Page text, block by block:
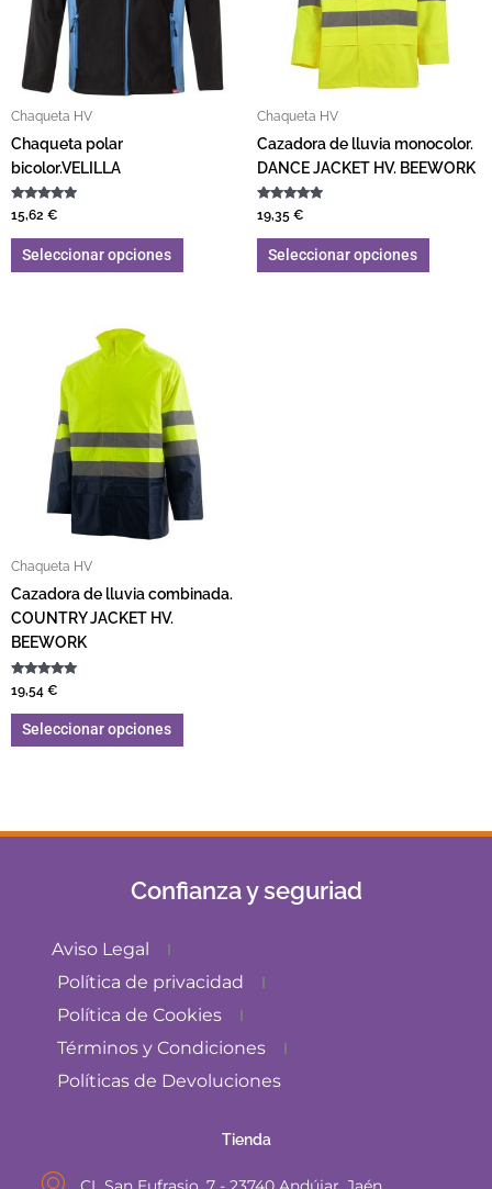
Chaqueta HV
Chaqueta polar
bicolor.VELILLA
Valorado con
5.00
de 5
15,62 €
Seleccionar opciones
Chaqueta HV
Cazadora de lluvia monocolor.
DANCE JACKET HV. BEEWORK
Valorado con
5.00
de 5
19,35 €
Seleccionar opciones
Chaqueta HV
Cazadora de lluvia combinada.
COUNTRY JACKET HV.
BEEWORK
Valorado con
5.00
de 5
19,54 €
Seleccionar opciones
Confianza y seguriad
Aviso Legal
Política de privacidad
Política de Cookies
Términos y Condiciones
Políticas de Devoluciones
Tienda